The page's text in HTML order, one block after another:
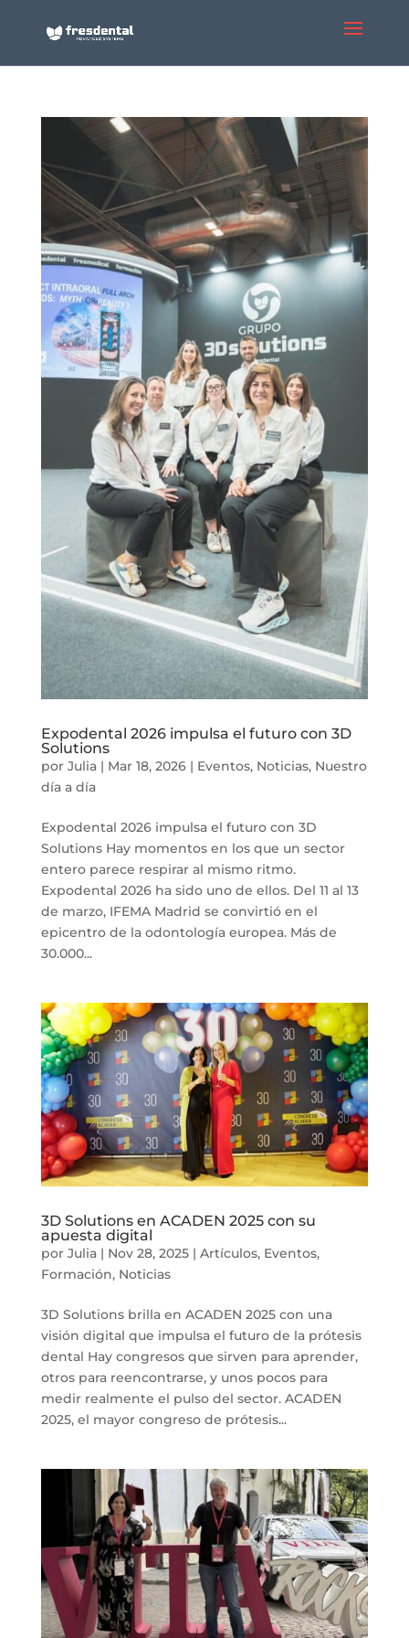
Expodental 2026 impulsa el futuro con 3D
Solutions
por Julia| Mar 18, 2026| Eventos, Noticias, Nuestro
día a día
Expodental 2026 impulsa el futuro con 3D
Solutions Hay momentos en los que un sector
entero parece respirar al mismo ritmo.
Expodental 2026 ha sido uno de ellos. Del 11 al 13
de marzo, IFEMA Madrid se convirtió en el
epicentro de la odontología europea. Más de
30.000...
3D Solutions en ACADEN 2025 con su
apuesta digital
por Julia| Nov 28, 2025| Artículos, Eventos,
Formación, Noticias
3D Solutions brilla en ACADEN 2025 con una
visión digital que impulsa el futuro de la prótesis
dental Hay congresos que sirven para aprender,
otros para reencontrarse, y unos pocos para
medir realmente el pulso del sector. ACADEN
2025, el mayor congreso de prótesis...